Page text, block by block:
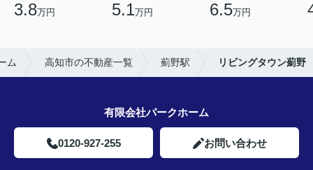
3.8万円 5.1万円 6.5万円
ム 高知市の不動産一覧 薊野駅 リビングタウン薊野
有限会社パークホーム
0120-927-255 お問い合わせ